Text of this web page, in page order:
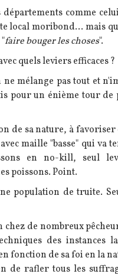
comme
local moribond... mais
"faire bouger les choses".
quels leviers efficaces ?
mélange pas tout et
pour un énième tour de
de sa nature, à
maille "basse" qui va
en no-kill, seul
poissons. Point.
population de truite.
de nombreux
des instances
fonction de sa foi en la
de rafler tous les